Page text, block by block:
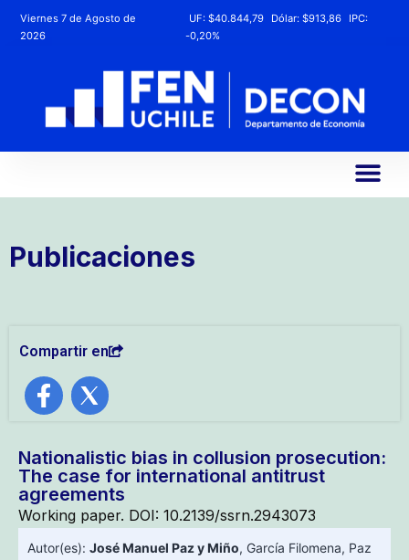
Viernes 7 de Agosto de
2026
UF: $40.844,79 Dólar: $913,86
IPC:
-0,20%
Publicaciones
Compartir en
Nationalistic bias in collusion prosecution:
The case for international antitrust
agreements
Working paper. DOI: 10.2139/ssrn.2943073
Autor(es): José Manuel Paz y Miño, García Filomena, Paz